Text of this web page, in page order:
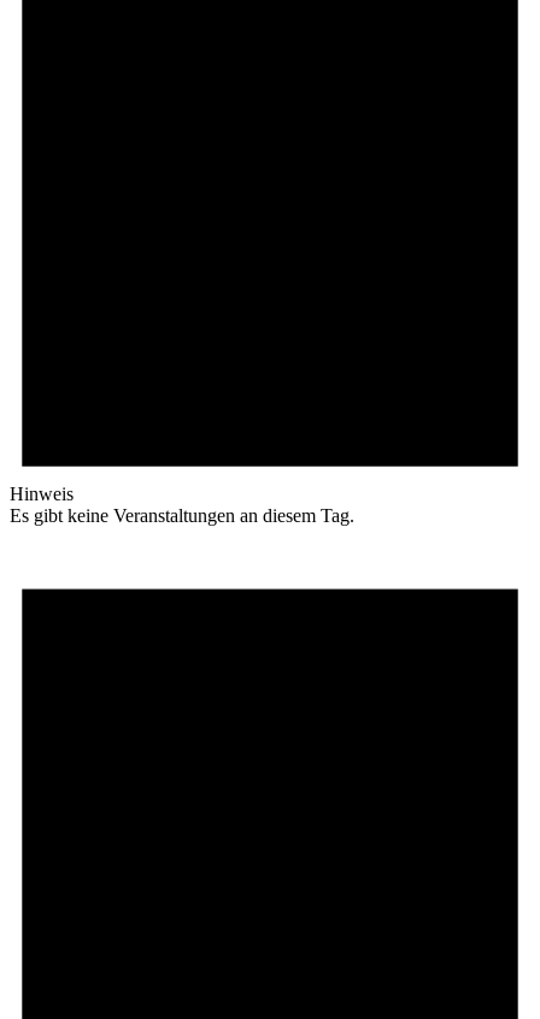
Hinweis
Es gibt keine Veranstaltungen an diesem Tag.